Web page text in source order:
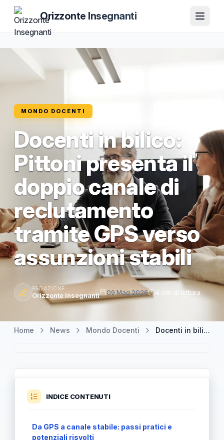
Orizzonte Insegnanti
MONDO DOCENTI
Docenti in bilico:
Pittoni presenta il
doppio canale di
reclutamento
tramite GPS verso
assunzioni stabili
REDAZIONE
Orizzonte Insegnanti 09 Mag 2026 4 min di lettura
Home News Mondo Docenti Docenti in bilico: Pittoni presenta il doppio canale di reclutamento tramite GPS verso assunzioni stabili
INDICE CONTENUTI
Da GPS a canale stabile: passi pratici e
potenziali risvolti